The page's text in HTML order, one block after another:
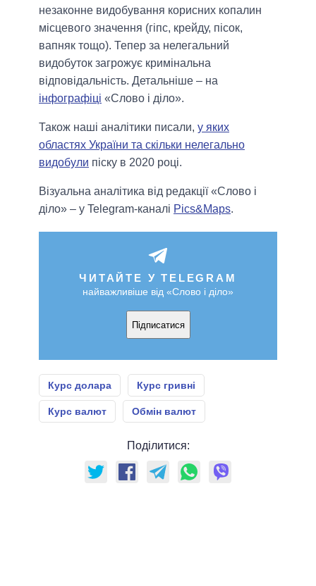
незаконне видобування корисних копалин
місцевого значення (гіпс, крейду, пісок,
вапняк тощо). Тепер за нелегальний
видобуток загрожує кримінальна
відповідальність. Детальніше – на
інфографіці «Слово і діло».
Також наші аналітики писали, у яких
областях України та скільки нелегально
видобули піску в 2020 році.
Візуальна аналітика від редакції «Слово і
діло» – у Telegram-каналі Pics&Maps.
ЧИТАЙТЕ У TELEGRAM
найважливіше від «Слово і діло»
Підписатися
Курс долара Курс гривні
Курс валют Обмін валют
Поділитися: